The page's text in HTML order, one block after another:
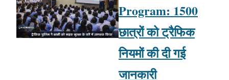
Program: 1500
छात्रों को ट्रैफिक
नियमों की दी गई
जानकारी